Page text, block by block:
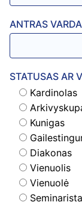
ANTRAS
STATUSAS AR
Kardinolas
Kunigas
Diakonas
Vienuolis
Vienuolė